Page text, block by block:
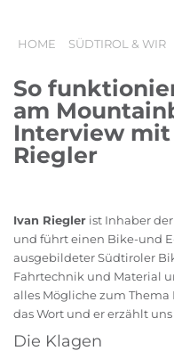
HOME SÜDTIROL & WIR
So
am
Interview
Riegler
Ivan Riegler ist Inhaber
und führt einen Bike-und
ausgebildeter Südtiroler
Fahrtechnik und Material
alles Mögliche zum
das Wort und er erzählt
Die Klagen